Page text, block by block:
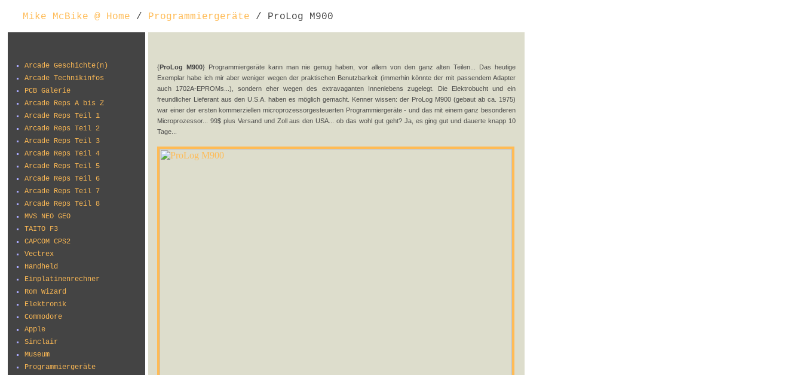
Mike McBike @ Home / Programmiergeräte / ProLog M900
Arcade Geschichte(n)
Arcade Technikinfos
PCB Galerie
Arcade Reps A bis Z
Arcade Reps Teil 1
Arcade Reps Teil 2
Arcade Reps Teil 3
Arcade Reps Teil 4
Arcade Reps Teil 5
Arcade Reps Teil 6
Arcade Reps Teil 7
Arcade Reps Teil 8
MVS NEO GEO
TAITO F3
CAPCOM CPS2
Vectrex
Handheld
Einplatinenrechner
Rom Wizard
Elektronik
Commodore
Apple
Sinclair
Museum
Programmiergeräte
{ProLog M900} Programmiergeräte kann man nie genug haben, vor allem von den ganz alten Teilen... Das heutige
Exemplar habe ich mir aber weniger wegen der praktischen Benutzbarkeit (immerhin könnte der mit passendem Adapter
auch 1702A-EPROMs...), sondern eher wegen des extravaganten Innenlebens zugelegt. Die Elektrobucht und ein
freundlicher Lieferant aus den U.S.A. haben es möglich gemacht. Kenner wissen: der ProLog M900 (gebaut ab ca. 1975)
war einer der ersten kommerziellen microprozessorgesteuerten Programmiergeräte - und das mit einem ganz besonderen
Microprozessor... 99$ plus Versand und Zoll aus den USA... ob das wohl gut geht? Ja, es ging gut und dauerte knapp 10
Tage...